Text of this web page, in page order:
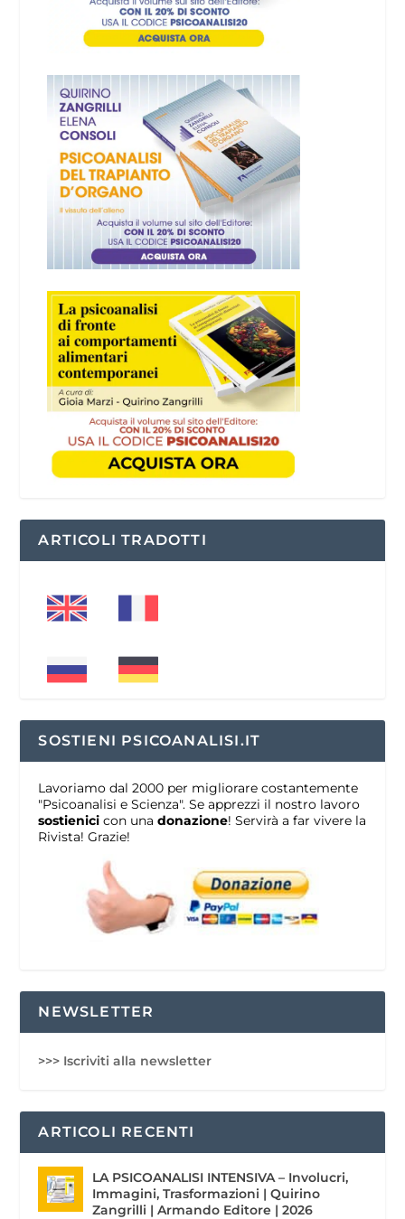
ARTICOLI TRADOTTI
SOSTIENI PSICOANALISI.IT
Lavoriamo dal 2000 per migliorare costantemente
"Psicoanalisi e Scienza". Se apprezzi il nostro lavoro
sostienici con unadonazione! Servirà a far vivere la
Rivista! Grazie!
NEWSLETTER
>>> Iscriviti alla newsletter
ARTICOLI RECENTI
LA PSICOANALISI INTENSIVA – Involucri,
Immagini, Trasformazioni | Quirino
Zangrilli | Armando Editore | 2026